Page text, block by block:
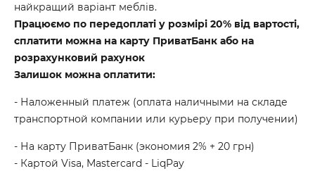
найкращий варіант меблів.
Працюємо по передоплаті у розмірі 20% від вартості,
сплатити можна на карту ПриватБанк або на
розрахунковий рахунок
Залишок можна оплатити:
- Наложенный платеж (оплата наличными на складе
транспортной компании или курьеру при получении)
- На карту ПриватБанк (экономия 2% + 20 грн)
- Картой Visa, Mastercard - LiqPay